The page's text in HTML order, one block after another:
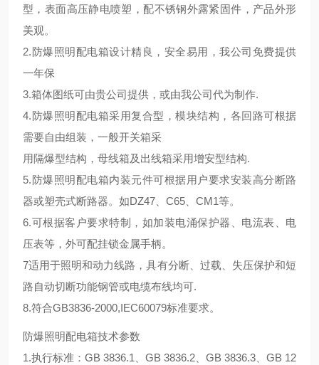
型，表面高压静电喷塑，配不锈钢外露紧固件，产品外形
美观。
2.防爆照明配电箱设计精良，安全易用，我公司免费提供
一年保
3.箱体图纸可由贵公司提供，或由我公司代为制作.
4.防爆照明配电箱采用复合型，模块结构，各回路可根据
需要自由组装，一般开关箱采
用隔爆型结构，母线箱及出线箱采用增安型结构.
5.防爆照明配电箱内装元件可根据用户要求安装高分断路
器或塑壳式断路器。如DZ47、C65、CM1等。
6.可根据客户要求特制，如加装电涌保护器、电流表、电
压表等，外可配挂锁金属手柄。
7适用于照明和动力线路，具有分断、过载、失压保护和短
路自动切断功能钢管或电缆布线均可.
8.符合GB3836-2000,IEC60079标准要求。
防爆照明配电箱技术参数
1.执行标准：GB 3836.1、GB 3836.2、GB 3836.3、GB 12